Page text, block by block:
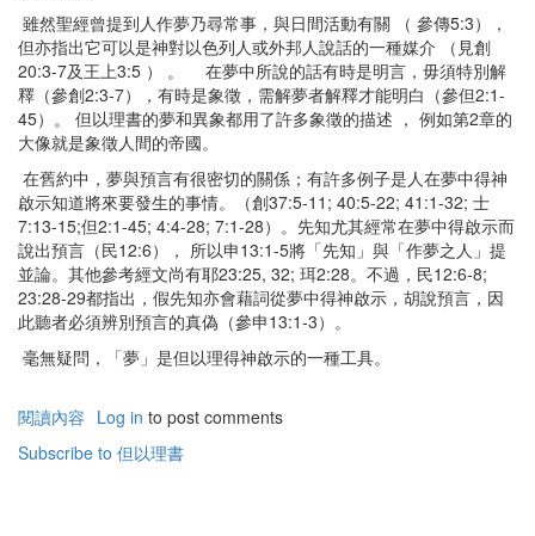
雖然聖經曾提到人作夢乃尋常事，與日間活動有關 （ 參傳5:3），
但亦指出它可以是神對以色列人或外邦人說話的一種媒介 （見創
20:3-7及王上3:5 ） 。 在夢中所說的話有時是明言，毋須特別解
釋（參創2:3-7），有時是象徵，需解夢者解釋才能明白（參但2:1-
45）。 但以理書的夢和異象都用了許多象徵的描述 ， 例如第2章的
大像就是象徵人間的帝國。
在舊約中，夢與預言有很密切的關係；有許多例子是人在夢中得神
啟示知道將來要發生的事情。（創37:5-11; 40:5-22; 41:1-32; 士
7:13-15;但2:1-45; 4:4-28; 7:1-28）。先知尤其經常在夢中得啟示而
說出預言（民12:6）， 所以申13:1-5將「先知」與「作夢之人」提
並論。其他參考經文尚有耶23:25, 32; 珥2:28。不過，民12:6-8;
23:28-29都指出，假先知亦會藉詞從夢中得神啟示，胡說預言，因
此聽者必須辨別預言的真偽（參申13:1-3）。
毫無疑問，「夢」是但以理得神啟示的一種工具。
閱讀內容 有
夢
Log in to post comments
Subscribe to 但以理書